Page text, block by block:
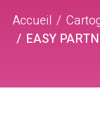
Accueil
EASY